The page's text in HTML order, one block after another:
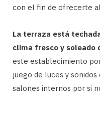
con el fin de ofrecerte
La terraza está
clima fresco y soleado
este establecimiento
juego de luces y sonidos
salones internos por si